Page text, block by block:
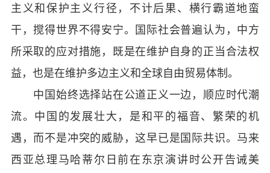
主义和保护主义行径，不计后果、横行霸道地蛮
干，搅得世界不得安宁。国际社会普遍认为，中方
所采取的应对措施，既是在维护自身的正当合法权
益，也是在维护多边主义和全球自由贸易体制。
中国始终选择站在公道正义一边，顺应时代潮
流。中国的发展壮大，是和平的福音、繁荣的机
遇，而不是冲突的威胁，这早已是国际共识。马来
西亚总理马哈蒂尔日前在东京演讲时公开告诫美